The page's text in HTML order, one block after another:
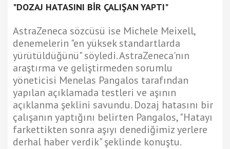
"DOZAJ HATASINI BİR ÇALIŞAN YAPTI"
AstraZeneca sözcüsü ise Michele Meixell,
denemelerin "en yüksek standartlarda
yürütüldüğünü" söyledi. AstraZeneca'nın
araştırma ve geliştirmeden sorumlu
yöneticisi Menelas Pangalos tarafından
yapılan açıklamada testleri ve aşının
açıklanma şeklini savundu. Dozaj hatasını bir
çalışanın yaptığını belirten Pangalos, "Hatayı
farkettikten sonra aşıyı denediğimiz yerlere
derhal haber verdik" şeklinde konuştu.